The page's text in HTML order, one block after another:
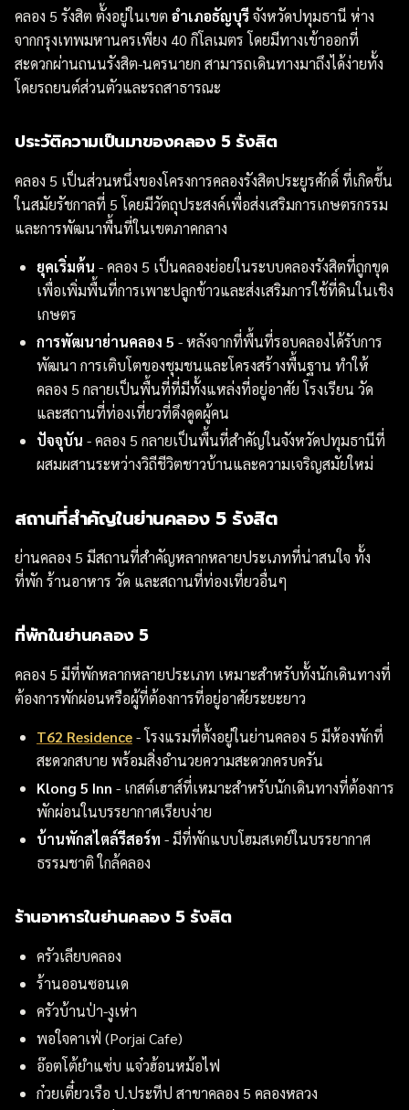
คลอง 5 รังสิต ตั้งอยู่ในเขต อำเภอธัญบุรีจังหวัดปทุมธานี ห่าง
จากกรุงเทพมหานครเพียง 40 กิโลเมตร โดยมีทางเข้าออกที่
สะดวกผ่านถนนรังสิต-นครนายก สามารถเดินทางมาถึงได้ง่ายทั้ง
โดยรถยนต์ส่วนตัวและรถสาธารณะ
ประวัติความเป็นมาของคลอง 5 รังสิต
คลอง 5 เป็นส่วนหนึ่งของโครงการคลองรังสิตประยูรศักดิ์ ที่เกิดขึ้น
ในสมัยรัชกาลที่ 5 โดยมีวัตถุประสงค์เพื่อส่งเสริมการเกษตรกรรม
และการพัฒนาพื้นที่ในเขตภาคกลาง
ยุคเริ่มต้น - คลอง 5 เป็นคลองย่อยในระบบคลองรังสิตที่ถูกขุด
เพื่อเพิ่มพื้นที่การเพาะปลูกข้าวและส่งเสริมการใช้ที่ดินในเชิง
เกษตร
การพัฒนาย่านคลอง 5 - หลังจากที่พื้นที่รอบคลองได้รับการ
พัฒนา การเติบโตของชุมชนและโครงสร้างพื้นฐาน ทำให้
คลอง 5 กลายเป็นพื้นที่ที่มีทั้งแหล่งที่อยู่อาศัย โรงเรียน วัด
และสถานที่ท่องเที่ยวที่ดึงดูดผู้คน
ปัจจุบัน - คลอง 5 กลายเป็นพื้นที่สำคัญในจังหวัดปทุมธานีที่
ผสมผสานระหว่างวิถีชีวิตชาวบ้านและความเจริญสมัยใหม่
สถานที่สำคัญในย่านคลอง 5 รังสิต
ย่านคลอง 5 มีสถานที่สำคัญหลากหลายประเภทที่น่าสนใจ ทั้ง
ที่พัก ร้านอาหาร วัด และสถานที่ท่องเที่ยวอื่นๆ
ที่พักในย่านคลอง 5
คลอง 5 มีที่พักหลากหลายประเภท เหมาะสำหรับทั้งนักเดินทางที่
ต้องการพักผ่อนหรือผู้ที่ต้องการที่อยู่อาศัยระยะยาว
T62 Residence- โรงแรมที่ตั้งอยู่ในย่านคลอง 5 มีห้องพักที่
สะดวกสบาย พร้อมสิ่งอำนวยความสะดวกครบครัน
Klong 5 Inn - เกสต์เฮาส์ที่เหมาะสำหรับนักเดินทางที่ต้องการ
พักผ่อนในบรรยากาศเรียบง่าย
บ้านพักสไตล์รีสอร์ท - มีที่พักแบบโฮมสเตย์ในบรรยากาศ
ธรรมชาติ ใกล้คลอง
ร้านอาหารในย่านคลอง 5 รังสิต
ครัวเลียบคลอง
ร้านออนซอนเด
ครัวบ้านป่า-งูเห่า
พอใจคาเฟ่ (Porjai Cafe)
อ๊อตโต้ยำแซ่บ แจ๋วฮ้อนหม้อไฟ
ก๋วยเตี๋ยวเรือ ป.ประทีป สาขาคลอง 5 คลองหลวง